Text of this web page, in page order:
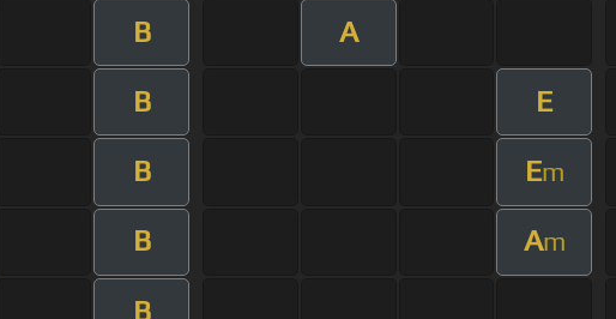
B A
B E
B Em
B Am
B